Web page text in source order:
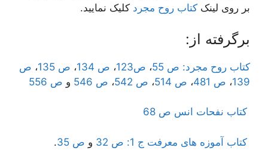
بر روی لینک کتاب روح مجرد کلیک نمایید.
برگرفته از:
کتاب روح مجرد: ص 55 ، ص123 ، ص 134 ، ص 135 ، ص
139، ص 481 ، ص 514 ، ص 542 ، ص 546 و ص 556
کتاب نفحات انس ص 68
کتاب آموزه های معرفت ج 1: ص 32 و ص 35 .